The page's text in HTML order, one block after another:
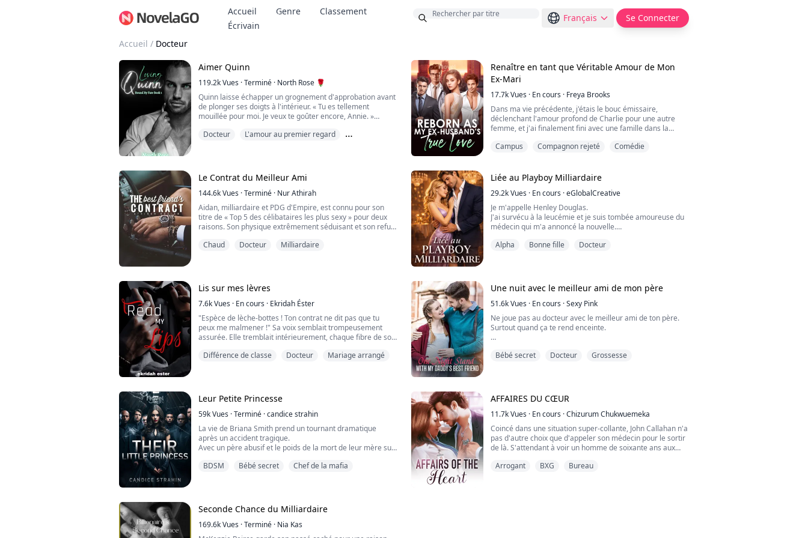
Accueil Genre
Classement
Écrivain
Bonus Français Se Connecter
Accueil / Docteur
Aimer Quinn
119.2kVues ·Terminé · North Rose 🌹
Quinn laisse échapper un grognement d'approbation avant
de plonger ses doigts à l'intérieur. « Tu es tellement
mouillée pour moi. Je veux te goûter encore, Annie. »
Avant que j'aie le temps de comprendre ce qu'il compte
deux de...
Docteur
L'amour au premier regard
Renaître en tant que Véritable Amour de Mon
Ex-Mari
17.7kVues · En cours · Freya Brooks
Dans ma vie précédente, j'étais le bouc émissaire,
déclenchant l'amour profond de Charlie pour une autre
femme, et j'ai finalement fini avec une famille dans la
attendant que Peiheng demande le divorce. Mais le
ma vie précédente revient...
Campus Compagnon rejeté Comédie
Le Contrat du Meilleur Ami
144.6kVues ·Terminé · Nur Athirah
Aidan, milliardaire et PDG d'Empire, est connu pour son
titre de « Top 5 des célibataires les plus sexy » pour deux
raisons. Son physique extrêmement séduisant et son refus
ans, mais sa mère continue de lui organiser des rendez-
trouvé le...
Chaud Docteur Milliardaire
Liée au Playboy Milliardaire
29.2kVues · En cours ·eGlobalCreative
Je m'appelle Henley Douglas.
J'ai survécu à la leucémie et je suis tombée amoureuse du
médecin qui m'a annoncé la nouvelle.
En échange, il me donnera tout... sauf son amour.
Il y a cinq ans, ma sœur, Ari, a épousé le prince Grayson
d'Estrea dans un mariage arra...
Alpha Bonne fille Docteur
Lis sur mes lèvres
7.6kVues · En cours · Ekridah Éster
"Espèce de lèche-bottes ! Ton contrat ne dit pas que tu
peux me malmener !" Sa voix semblait trompeusement
assurée. Elle tremblait intérieurement, chaque fibre de son
dominait de toute sa hauteur, la regardant avec son regard
"Lèche-...
Différence de classe Docteur Mariage arrangé
Une nuit avec le meilleur ami de mon père
51.6kVues · En cours ·Sexy Pink
Ne joue pas au docteur avec le meilleur ami de ton père.
Surtout quand ça te rend enceinte.
centimètre de mon anatomie.
mon père.
Maintenant, je sais que je suis dans le pétrin.
Une pomme par jour éloigne le médecin...
Bébé secret Docteur Grossesse
Leur Petite Princesse
59kVues ·Terminé ·candice strahin
La vie de Briana Smith prend un tournant dramatique
après un accident tragique.
Avec un père abusif et le poids de la mort de leur mère sur
survivre.
Entre en scène M. Black, un chef de la mafia redouté, et
ses gardes ...
BDSM Bébé secret Chef de la mafia
AFFAIRES DU CŒUR
11.7kVues · En cours ·Chizurum Chukwuemeka
Coincé dans une situation super-collante, John Callahan n'a
pas d'autre choix que d'appeler son médecin pour le sortir
de là. S'attendant à voir un homme de soixante ans aux
lorsqu'une doctoresse sexy d'une trentaine d'années entre
Arrogant BXG Bureau
Seconde Chance du Milliardaire
169.6kVues ·Terminé · Nia Kas